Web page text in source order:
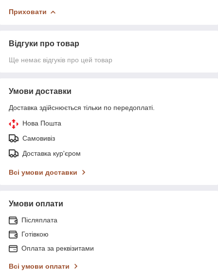
Приховати
Відгуки про товар
Ще немає відгуків про цей товар
Умови доставки
Доставка здійснюється тільки по передоплаті.
Нова Пошта
Самовивіз
Доставка кур'єром
Всі умови доставки
Умови оплати
Післяплата
Готівкою
Оплата за реквізитами
Всі умови оплати